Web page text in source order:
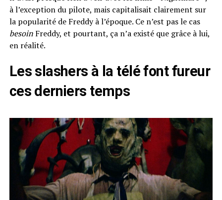
à l’exception du pilote, mais capitalisait clairement sur
la popularité de Freddy à l’époque. Ce n’est pas le cas
besoinFreddy, et pourtant, ça n’a existé que grâce à lui,
en réalité.
Les slashers à la télé font fureur
ces derniers temps